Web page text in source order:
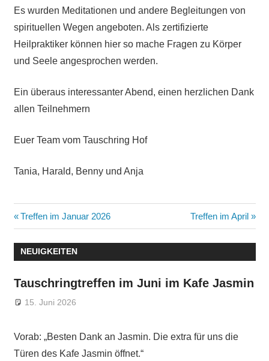
Es wurden Meditationen und andere Begleitungen von
spirituellen Wegen angeboten. Als zertifizierte
Heilpraktiker können hier so mache Fragen zu Körper
und Seele angesprochen werden.
Ein überaus interessanter Abend, einen herzlichen Dank
allen Teilnehmern
Euer Team vom Tauschring Hof
Tania, Harald, Benny und Anja
Beitragsnavigation
Vorheriger
Beitrag:
Treffen im Januar 2026
Nächster
Beitrag:
Treffen im April
NEUIGKEITEN
Tauschringtreffen im Juni im Kafe Jasmin
15. Juni 2026
Vorab: „Besten Dank an Jasmin. Die extra für uns die
Türen des Kafe Jasmin öffnet.“